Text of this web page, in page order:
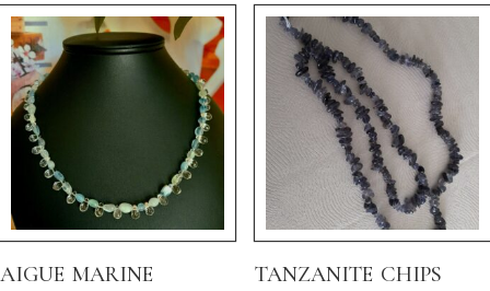
aigue marine tanzanite chips